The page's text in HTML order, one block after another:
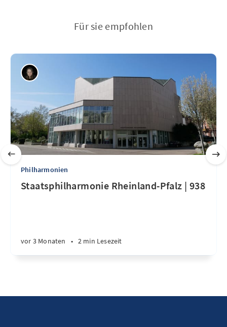
Für sie empfohlen
Philharmonien
Staatsphilharmonie Rheinland-Pfalz | 938
vor 3 Monaten • 2 min Lesezeit